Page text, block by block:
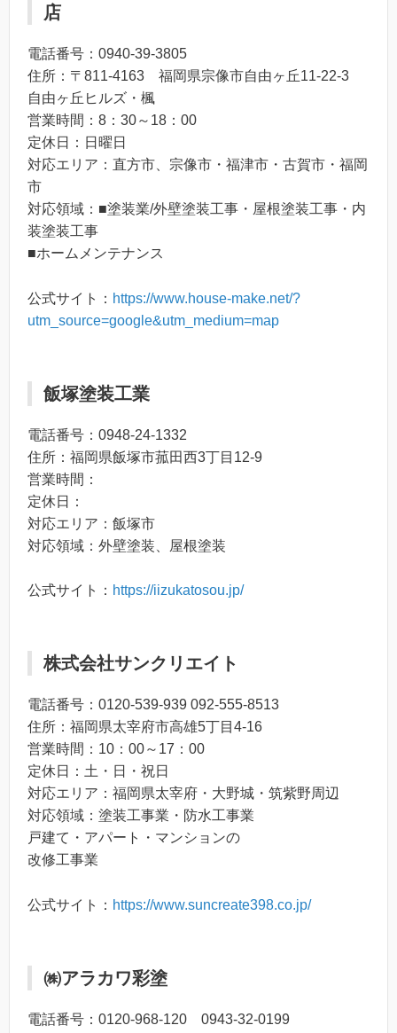
店
電話番号：0940-39-3805
住所：〒811-4163 福岡県宗像市自由ヶ丘11-22-3
自由ヶ丘ヒルズ・楓
営業時間：8：30～18：00
定休日：日曜日
対応エリア：直方市、宗像市・福津市・古賀市・福岡
市
対応領域：■塗装業/外壁塗装工事・屋根塗装工事・内
装塗装工事
■ホームメンテナンス
公式サイト： https://www.house-make.net/?
utm_source=google&utm_medium=map
飯塚塗装工業
電話番号：0948-24-1332
住所：福岡県飯塚市菰田西3丁目12-9
営業時間：
定休日：
対応エリア：飯塚市
対応領域：外壁塗装、屋根塗装
公式サイト： https://iizukatosou.jp/
株式会社サンクリエイト
電話番号：0120-539-939 092-555-8513
住所：福岡県太宰府市高雄5丁目4-16
営業時間：10：00～17：00
定休日：土・日・祝日
対応エリア：福岡県太宰府・大野城・筑紫野周辺
対応領域：塗装工事業・防水工事業
戸建て・アパート・マンションの
​改修工事業
公式サイト： https://www.suncreate398.co.jp/
㈱アラカワ彩塗
電話番号：0120-968-120 0943-32-0199